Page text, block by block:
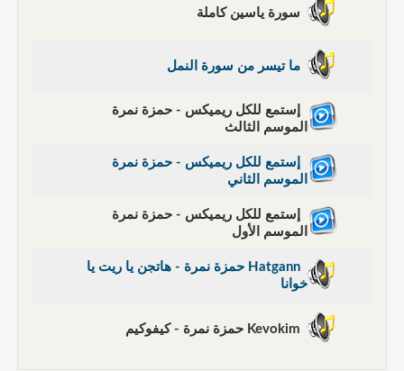
سورة ياسين كاملة
ما تيسر من سورة النمل
إستمع للكل ريميكس - حمزة نمرة
الموسم الثالث
إستمع للكل ريميكس - حمزة نمرة
الموسم الثاني
إستمع للكل ريميكس - حمزة نمرة
الموسم الأول
Hatgann حمزة نمرة - هاتجن يا ريت يا
خوانا